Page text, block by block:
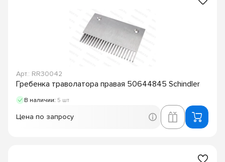
Арт.: RR30042
Гребенка траволатора правая 50644845 Schindler
В наличии: 5 шт
Цена по запросу